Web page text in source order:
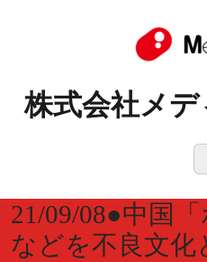
プ
株式会社メ
21/09/08●中国
などを不良文化